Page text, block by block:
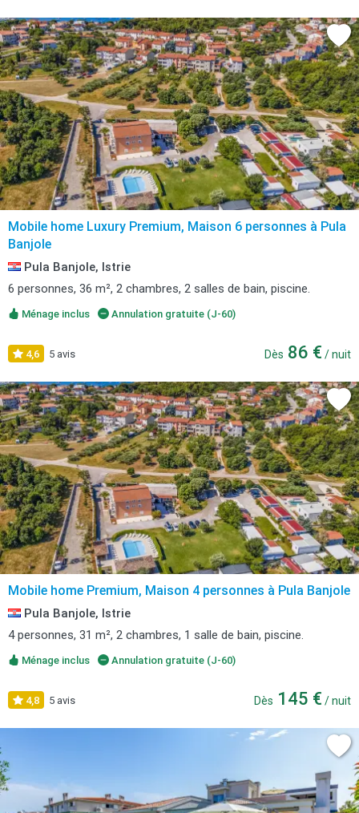
Mobile home Luxury Premium, Maison 6 personnes à Pula
Banjole
Pula Banjole, Istrie
6 personnes, 36 m², 2 chambres, 2 salles de bain, piscine.
Ménage inclus Annulation gratuite (J-60)
4,6 5 avis Dès 86 € / nuit
Mobile home Premium, Maison 4 personnes à Pula Banjole
Pula Banjole, Istrie
4 personnes, 31 m², 2 chambres, 1 salle de bain, piscine.
Ménage inclus Annulation gratuite (J-60)
4,8 5 avis Dès 145 € / nuit